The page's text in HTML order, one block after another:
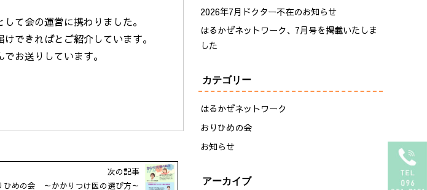
サービス付き高齢者向
て会の運営に携わりました。
できればとご紹介しています。
お送りしています。
次の記事
ひめの会 ～かかりつけ医の選び方～
2026年7月ドクター不在のお知らせ
はるかぜネットワーク、7月号を掲載いたしま
した
カテゴリー
はるかぜネットワーク
おりひめの会
お知らせ
アーカイブ